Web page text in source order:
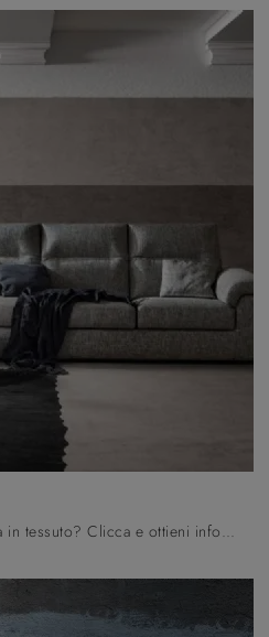
Cerchi salotti e divani Samoa in tessuto? Clicca e ottieni informazioni sul modello Way per spazi moderni.